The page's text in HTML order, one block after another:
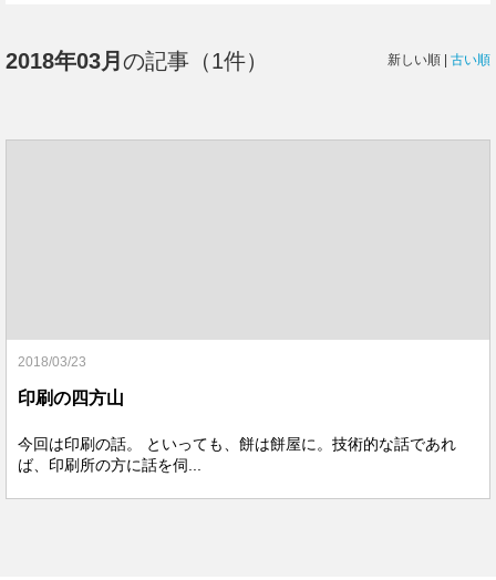
2018年03月 の記事（1件） 新しい順 | 古い順
2018/03/23
印刷の四方山
今回は印刷の話。 といっても、餅は餅屋に。技術的な話であれ
ば、印刷所の方に話を伺...